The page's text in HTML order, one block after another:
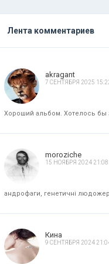
Лента комментариев
akragant
7 СЕНТЯБРЯ 2025
Хороший альбом. Хотелось бы
moroziche
15 НОЯБРЯ 2024 21:08
андрофаги, генетичні
Кина
9 СЕНТЯБРЯ 2024